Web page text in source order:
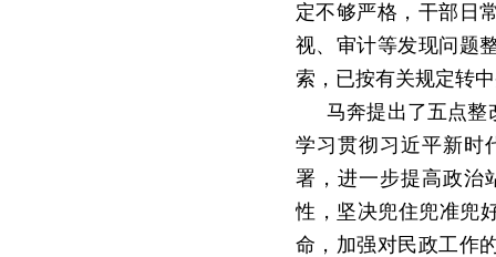
定不够严格，干部日
视、审计等发现问题
索，已按有关规定转
马奔提出了五点整
学习贯彻习近平新时
署，进一步提高政治
性，坚决兜住兜准兜
命，加强对民政工作